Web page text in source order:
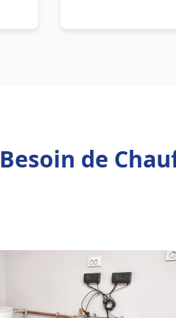
Besoin de